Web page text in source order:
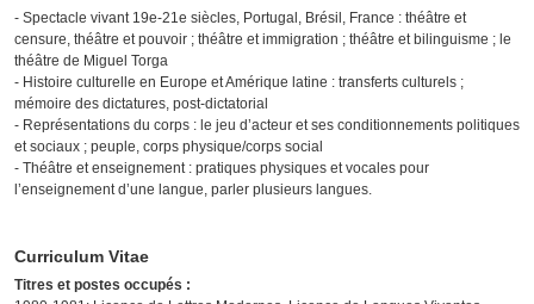
- Spectacle vivant 19e-21e siècles, Portugal, Brésil, France : théâtre et
censure, théâtre et pouvoir ; théâtre et immigration ; théâtre et bilinguisme ; le
théâtre de Miguel Torga
- Histoire culturelle en Europe et Amérique latine : transferts culturels ;
mémoire des dictatures, post-dictatorial
- Représentations du corps : le jeu d’acteur et ses conditionnements politiques
et sociaux ; peuple, corps physique/corps social
- Théâtre et enseignement : pratiques physiques et vocales pour
l’enseignement d’une langue, parler plusieurs langues.
Curriculum Vitae
Titres et postes occupés :